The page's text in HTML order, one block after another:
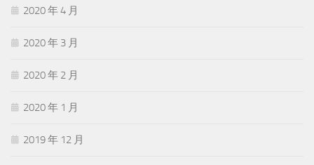
2020 年 4 月
2020 年 3 月
2020 年 2 月
2020 年 1 月
2019 年 12 月